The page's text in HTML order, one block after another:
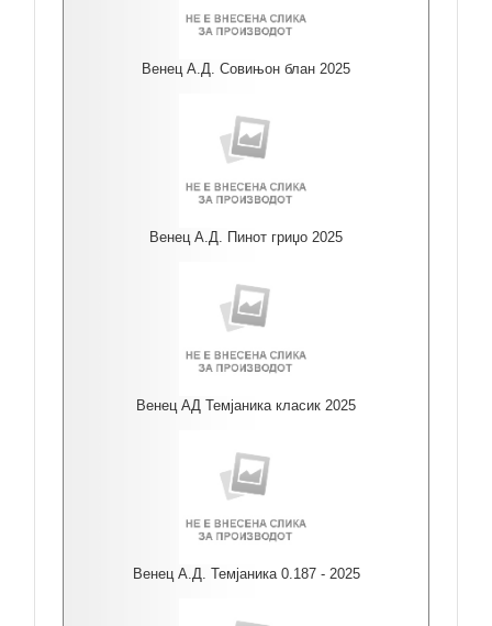
Венец А.Д. Совињон блан 2025
Венец А.Д. Пинот гриџо 2025
Венец АД Темјаника класик 2025
Венец А.Д. Темјаника 0.187 - 2025